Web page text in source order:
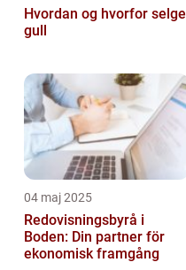
Hvordan og hvorfor selge
gull
04 maj 2025
Redovisningsbyrå i
Boden: Din partner för
ekonomisk framgång